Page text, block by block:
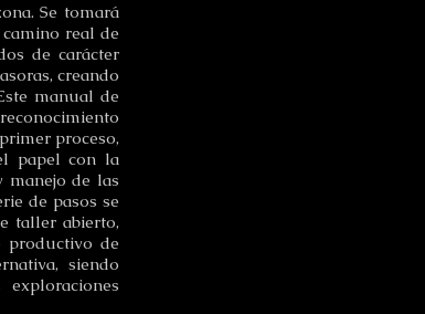
Se tomará
real de
de carácter
creando
manual de
proceso,
papel con la
manejo de las
de pasos se
taller abierto,
productivo de
siendo